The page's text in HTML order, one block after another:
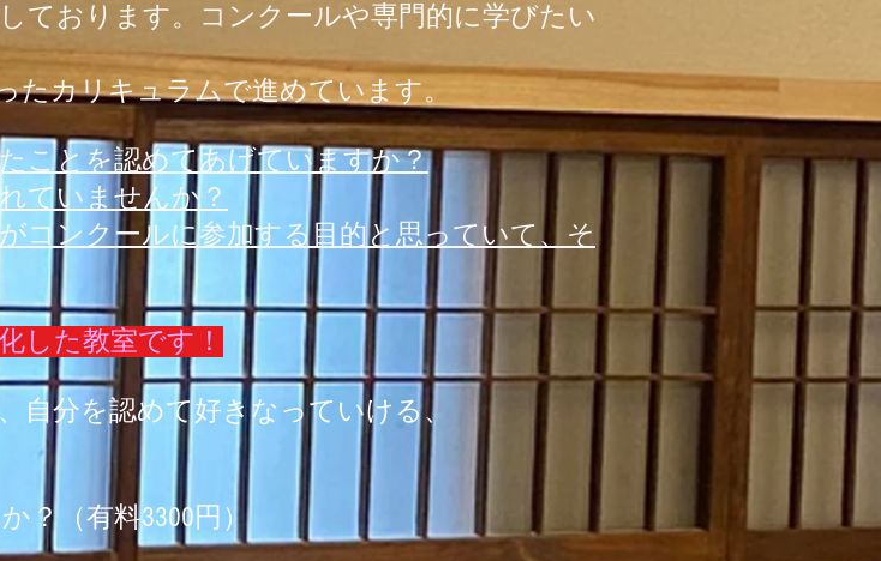
ております。コンクールや専門的に学びたい
たカリキュラムで進めています。
ことを認めてあげていますか？
ていませんか？
コンクールに参加する目的と思っていて、そ
した教室です！
自分を認めて好きなっていける、
？（有料3300円）